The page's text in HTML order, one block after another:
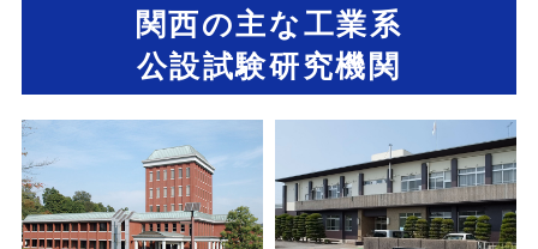
関西の主な工業系
公設試験研究機関